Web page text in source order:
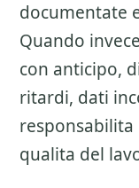
documentate
Quando
con anticipo,
ritardi, dati
qualita del